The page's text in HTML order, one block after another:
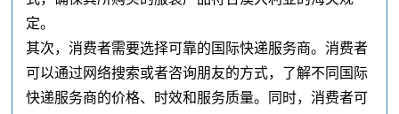
定。
其次，消费者需要选择可靠的国际快递服务商。消费者
可以通过网络搜索或者咨询朋友的方式，了解不同国际
快递服务商的价格、时效和服务质量。同时，消费者可